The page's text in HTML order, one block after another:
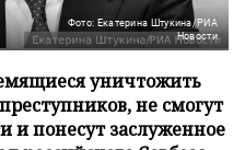
Фото: Екатерина Штукина/РИА
Новости
уничтожить
не смогут
и понесут заслуженное